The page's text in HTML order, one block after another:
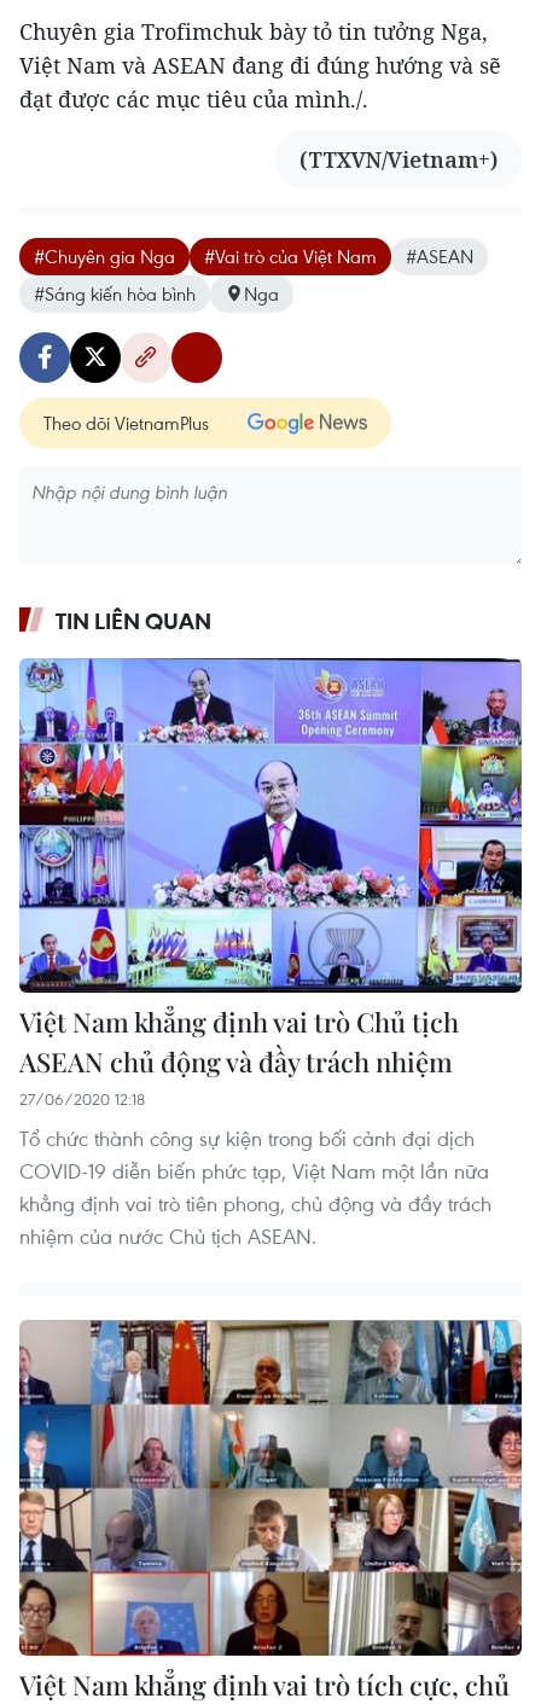
Chuyên gia Trofimchuk bày tỏ tin tưởng Nga,
Việt Nam và ASEAN đang đi đúng hướng và sẽ
đạt được các mục tiêu của mình./.
(TTXVN/Vietnam+)
#Chuyên gia Nga #Vai trò của Việt Nam
#ASEAN
#Sáng kiến hòa bình
Nga
Theo dõi VietnamPlus
TIN LIÊN QUAN
Việt Nam khẳng định vai trò Chủ tịch
ASEAN chủ động và đầy trách nhiệm
27/06/2020 12:18
Tổ chức thành công sự kiện trong bối cảnh đại dịch
COVID-19 diễn biến phức tạp, Việt Nam một lần nữa
khẳng định vai trò tiên phong, chủ động và đầy trách
nhiệm của nước Chủ tịch ASEAN.
Việt Nam khẳng định vai trò tích cực, chủ